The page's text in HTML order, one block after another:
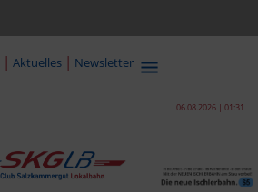
| Aktuelles | Newsletter
06.08.2026 | 01:31